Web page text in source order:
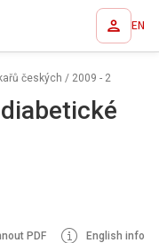
EN
českých / 2009 - 2
PDF English info